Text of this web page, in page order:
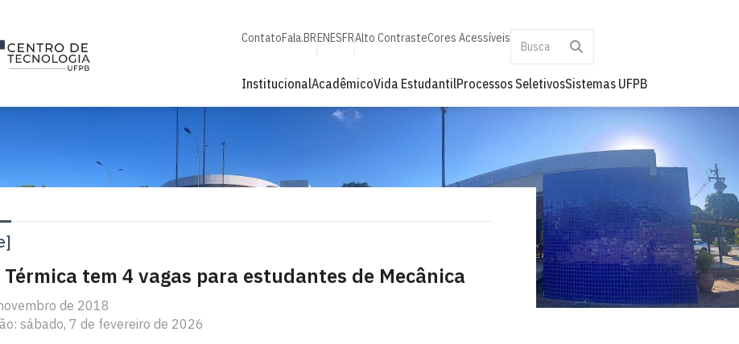
ContatoFala.BRENESFRAlto ContrasteCores Acessíveis
InstitucionalAcadêmicoVida EstudantilProcessos SeletivosSistemas UFPB
Térmica tem 4 vagas para estudantes de Mecânica
de 2018
sábado, 7 de fevereiro de 2026